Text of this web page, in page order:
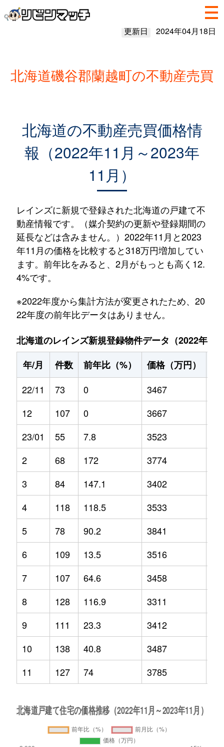
更新日 2024年04月18日
北海道磯谷郡蘭越町の不動産売買
北海道の不動産売買価格情
報（2022年11月～2023年
11月）
レインズに新規で登録された北海道の戸建て不
動産情報です。（媒介契約の更新や登録期間の
延長などは含みません。）2022年11月と2023
年11月の価格を比較すると318万円増加してい
ます。前年比をみると、2月がもっとも高く12.
4%です。
※2022年度から集計方法が変更されたため、20
22年度の前年比データはありません。
北海道のレインズ新規登録物件データ（2022年11
年/月
件数 前年比（%） 価格（万円）
22/11
73 0 3467
12
107 0 3667
23/01
55 7.8 3523
2
68 172 3774
3
84 147.1 3402
4
118 118.5 3533
5
78 90.2 3841
6
109 13.5 3516
7
107 64.6 3458
8
128 116.9 3311
9
111 23.3 3412
10
138 40.8 3487
11
127 74 3785